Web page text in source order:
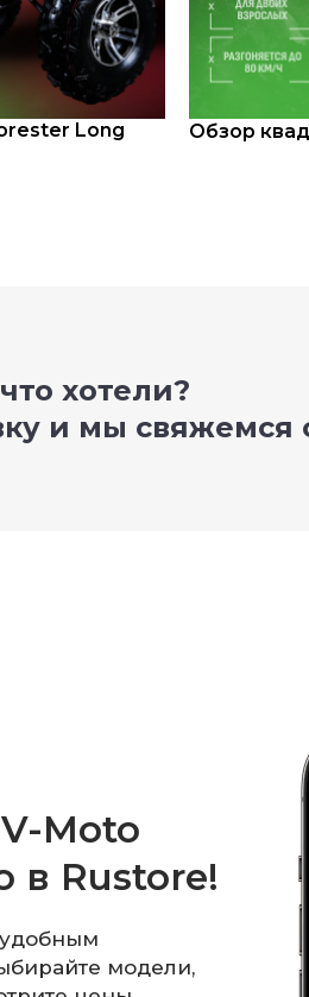
Long
Обзор
хотели?
и мы свяжемся
Moto
в Rustore!
модели,